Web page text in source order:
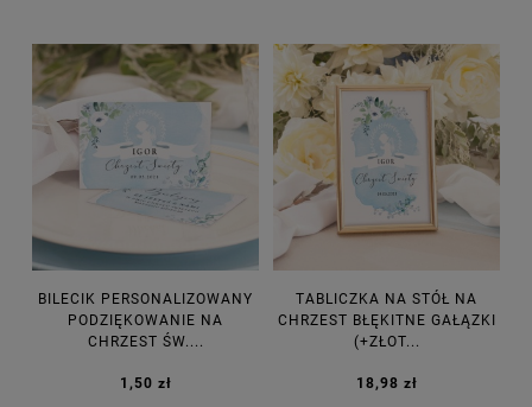
BILECIK PERSONALIZOWANY
PODZIĘKOWANIE NA
CHRZEST ŚW....
1,50 zł
TABLICZKA NA STÓŁ NA
CHRZEST BŁĘKITNE GAŁĄZKI
(+ZŁOT...
18,98 zł